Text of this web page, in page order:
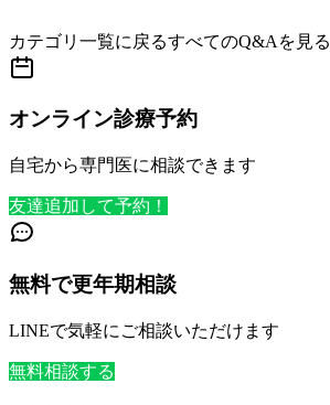
カテゴリ一覧に戻るすべてのQ&Aを見る
オンライン診療予約
自宅から専門医に相談できます
友達追加して予約！
無料で更年期相談
LINEで気軽にご相談いただけます
無料相談する